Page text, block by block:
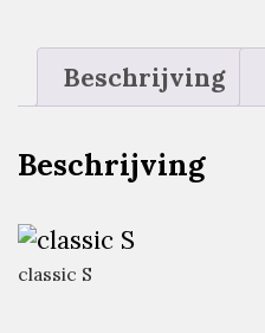
Beschrijving
Beschrijving
classic S